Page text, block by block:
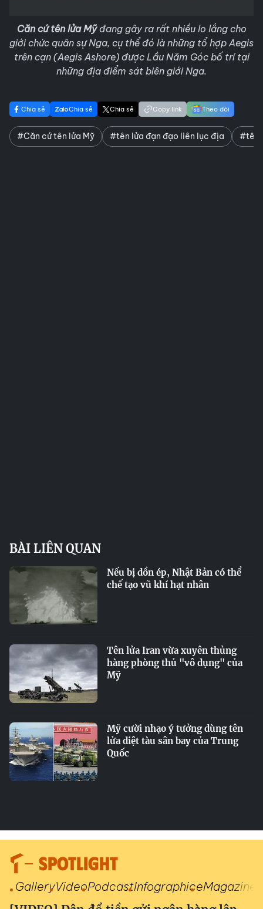
Căn cứ tên lửa Mỹđang gây ra rất nhiều lo lắng cho
giới chức quân sự Nga, cụ thể đó là những tổ hợp Aegis
trên cạn (Aegis Ashore) được Lầu Năm Góc bố trí tại
những địa điểm sát biên giới Nga.
Chia sẻ Chia sẻ Chia sẻ Copy link Theo dõi
#Căn cứ tên lửa Mỹ #tên lửa đạn đạo liên lục địa #tên
BÀI LIÊN QUAN
Nếu bị dồn ép, Nhật Bản có thể
chế tạo vũ khí hạt nhân
Tên lửa Iran vừa xuyên thủng
hàng phòng thủ "vô dụng" của
Mỹ
Mỹ cười nhạo ý tưởng dùng tên
lửa diệt tàu sân bay của Trung
Quốc
SPOTLIGHT
GalleryVideoPodcastInfographiceMagazine